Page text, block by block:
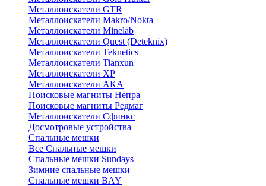
Металлоискатели GTR
Металлоискатели Makro/Nokta
Металлоискатели Minelab
Металлоискатели Quest (Deteknix)
Металлоискатели Teknetics
Металлоискатели Tianxun
Металлоискатели XP
Металлоискатели АКА
Поисковые магниты Непра
Поисковые магниты Редмаг
Металлоискатели Сфинкс
Досмотровые устройства
Спальные мешки
Все Спальные мешки
Спальные мешки Sundays
Зимние спальные мешки
Спальные мешки BAY